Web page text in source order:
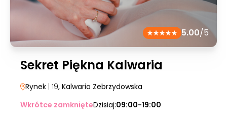
5.00/5
Sekret Piękna Kalwaria
Rynek | 19, Kalwaria Zebrzydowska
Wkrótce zamknięteDzisiaj:09:00-19:00